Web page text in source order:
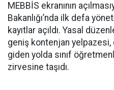
MEBBİS ekranının
Bakanlığı’nda ilk defa
kayıtlar açıldı. Yasal
geniş kontenjan
giden yolda sınıf
zirvesine taşıdı.